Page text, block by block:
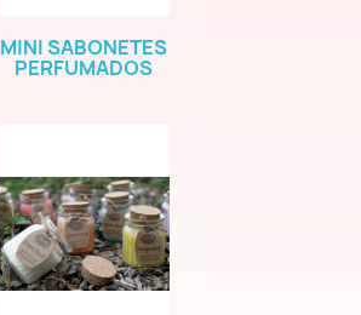
MINI SABONETES
PERFUMADOS